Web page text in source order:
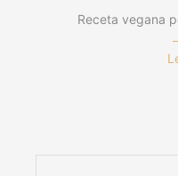
Receta vegana